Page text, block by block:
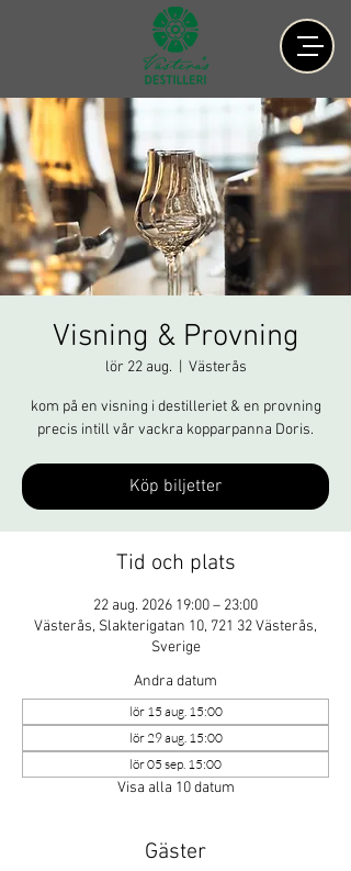
Visning & Provning
lör 22 aug. Västerås
kom på en visning i destilleriet & en provning
precis intill vår vackra kopparpanna Doris.
Köp biljetter
Tid och plats
22 aug. 2026 19:00 – 23:00
Västerås, Slakterigatan 10, 721 32 Västerås,
Sverige
Andra datum
lör 15 aug. 15:00
lör 29 aug. 15:00
lör 05 sep. 15:00
Visa alla 10 datum
Gäster